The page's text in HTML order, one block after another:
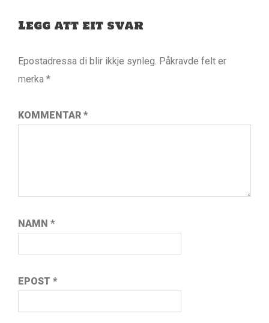
Legg att eit svar
Epostadressa di blir ikkje synleg. Påkravde felt er
merka *
KOMMENTAR *
NAMN *
EPOST *